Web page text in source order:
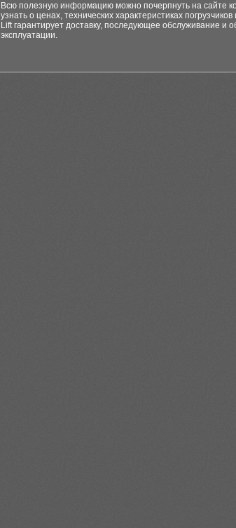
Всю полезную информацию можно почерпнуть на сайте
узнать о ценах, технических характеристиках
Lift гарантирует доставку, последующее обслуживание и
эксплуатации.